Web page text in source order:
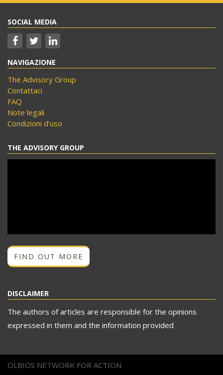
SOCIAL MEDIA
NAVIGAZIONE
The Advisory Group
Contattaci
FAQ
Note legali
Condizioni d’uso
THE ADVISORY GROUP
FIND OUT MORE
DISCLAIMER
The authors of articles are responsible for the opinions
expressed in them and the information provided
OLBIOS NETWORK FOR ACTION